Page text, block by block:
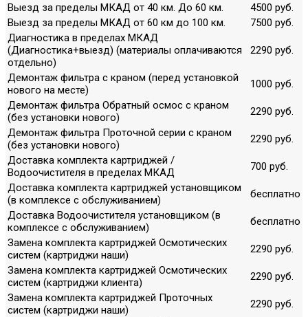
Выезд за пределы МКАД от 40 км. До 60 км.
4500 руб.
Выезд за пределы МКАД от 60 км до 100 км.
7500 руб.
Диагностика в пределах МКАД
(Диагностика+выезд) (материалы оплачиваются
отдельно)
2290 руб.
Демонтаж фильтра с краном (перед установкой
нового на месте)
1000 руб.
Демонтаж фильтра Обратный осмос с краном
(без установки нового)
2290 руб.
Демонтаж фильтра Проточной серии с краном
(без установки нового)
2290 руб.
Доставка комплекта картриджей /
Водоочистителя в пределах МКАД
700 руб.
Доставка комплекта картриджей установщиком
(в комплексе с обслуживанием)
бесплатно
Доставка Водоочистителя установщиком (в
комплексе с обслуживанием)
бесплатно
Замена комплекта картриджей Осмотических
систем (картриджи наши)
2290 руб.
Замена комплекта картриджей Осмотических
систем (картриджи клиента)
2290 руб.
Замена комплекта картриджей Проточных
систем (картриджи наши)
2290 руб.